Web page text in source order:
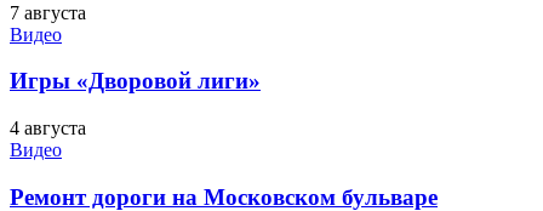
7 августа
Видео
Игры «Дворовой лиги»
4 августа
Видео
Ремонт дороги на Московском бульваре